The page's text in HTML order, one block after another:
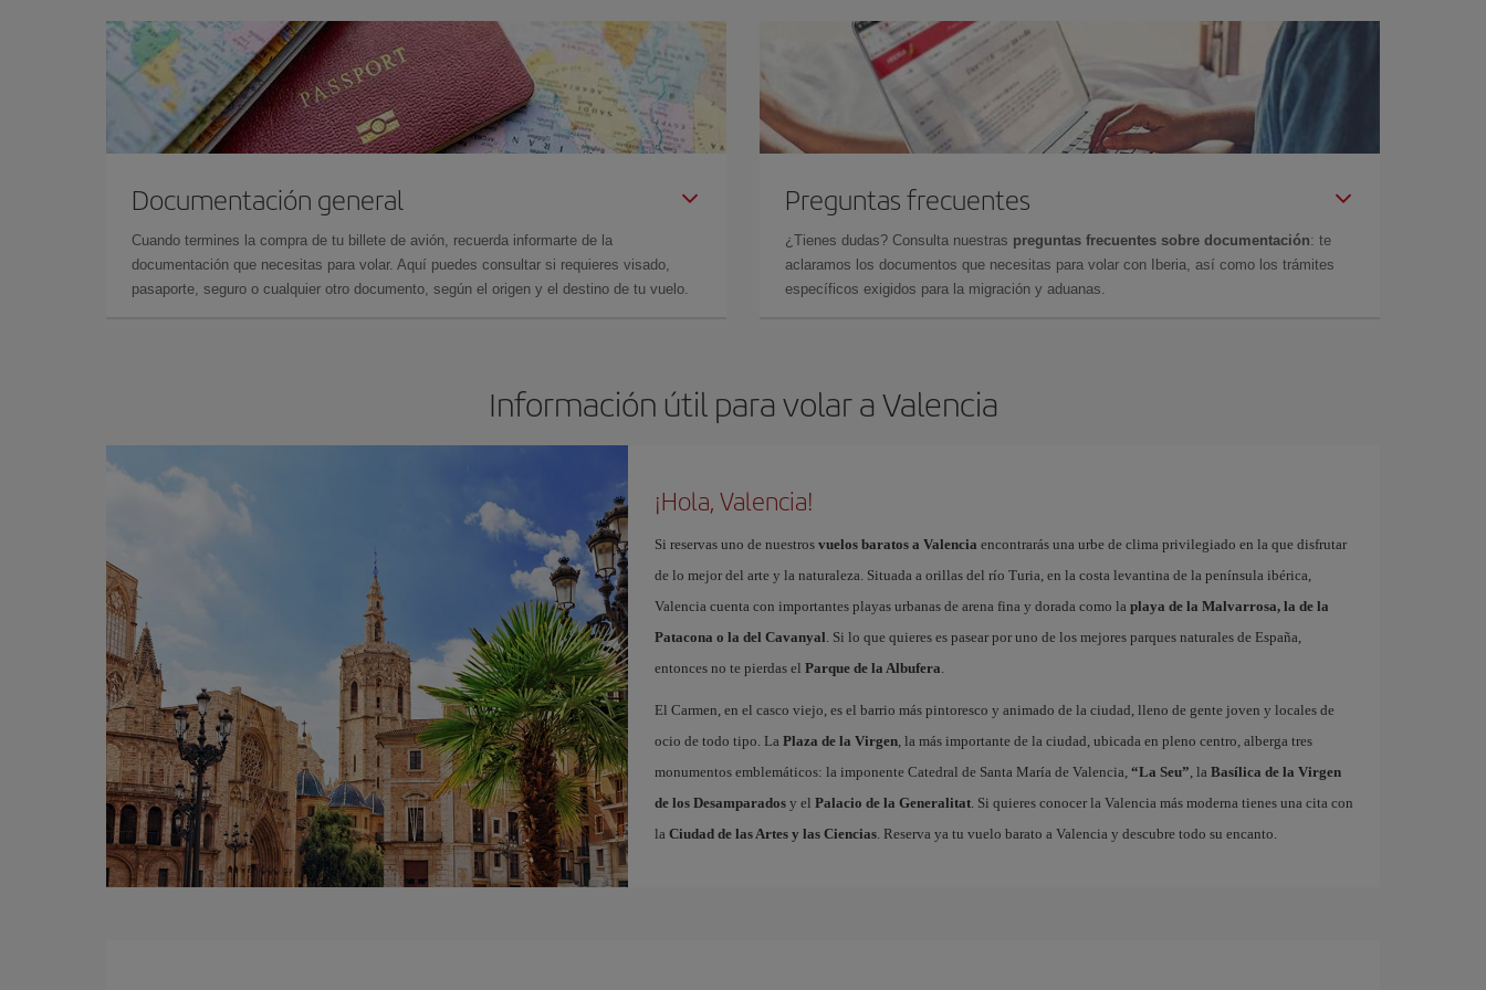
Documentación general
Cuando termines la compra de tu billete de avión, recuerda informarte de la
documentación que necesitas para volar. Aquí puedes consultar si requieres visado,
pasaporte, seguro o cualquier otro documento, según el origen y el destino de tu vuelo.
Preguntas frecuentes
¿Tienes dudas? Consulta nuestras preguntas frecuentes sobre documentación: te
aclaramos los documentos que necesitas para volar con Iberia, así como los trámites
específicos exigidos para la migración y aduanas.
Información útil para volar a Valencia
¡Hola, Valencia!
Si reservas uno de nuestros vuelos baratos a Valencia encontrarás una urbe de clima privilegiado en la que disfrutar
de lo mejor del arte y la naturaleza. Situada a orillas del río Turia, en la costa levantina de la península ibérica,
Valencia cuenta con importantes playas urbanas de arena fina y dorada como la playa de la Malvarrosa, la de la
Patacona o la del Cavanyal. Si lo que quieres es pasear por uno de los mejores parques naturales de España,
entonces no te pierdas el Parque de la Albufera.
El Carmen, en el casco viejo, es el barrio más pintoresco y animado de la ciudad, lleno de gente joven y locales de
ocio de todo tipo. La Plaza de la Virgen, la más importante de la ciudad, ubicada en pleno centro, alberga tres
monumentos emblemáticos: la imponente Catedral de Santa María de Valencia, “La Seu”, la Basílica de la Virgen
de los Desamparadosy el Palacio de la Generalitat. Si quieres conocer la Valencia más moderna tienes una cita con
la Ciudad de las Artes y las Ciencias. Reserva ya tu vuelo barato a Valencia y descubre todo su encanto.